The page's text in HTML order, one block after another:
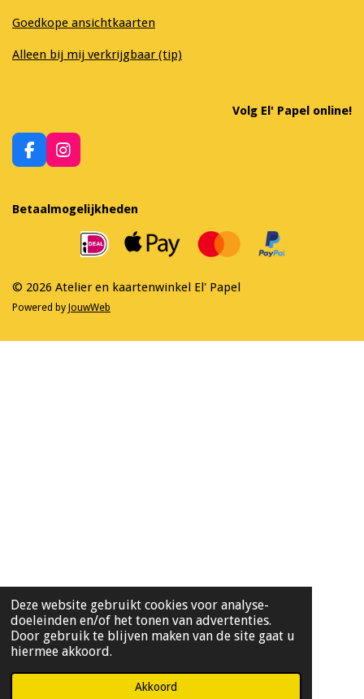
Deze website gebruikt cookies voor analyse-
doeleinden en/of het tonen van advertenties.
Door gebruik te blijven maken van de site gaat u
hiermee akkoord.
Akkoord
Goedkope ansichtkaarten
Alleen bij mij verkrijgbaar (tip)
Volg El' Papel online!
F
a
e
b
I
n
a
m
Betaalmogelijkheden
© 2026 Atelier en kaartenwinkel El' Papel
Powered by JouwWeb